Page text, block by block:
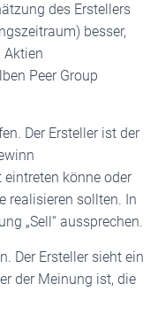
des Erstellers
besser,
Aktien
Peer Group
Der Ersteller ist der
könne oder
realisieren sollten. In
„Sell“ aussprechen.
Der Ersteller sieht ein
der Meinung ist, die